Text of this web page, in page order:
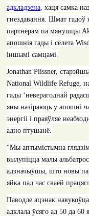
адкладзена, хаця самка
гнездавання. Шмат гадоў
партнёрам па мянушцы
апошнія гады і сёлета
іншымі самцамі.
Jonathan Plissner, c
National Wildlife Refuge,
гады ‘неверагоднай
яны назіраюць у апошні
энергіі і праяўляе
адно птушанё.
“Мы аптымістычна
вылупіцца малы
адзначыўшы, што новы
яйка пад час сваёй
Паводле ацэнак
адклала ўсяго ад 50 да 60